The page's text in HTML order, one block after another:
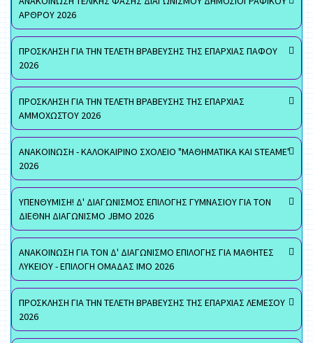
ΑΡΘΡΟΥ 2026
ΠΡΟΣΚΛΗΣΗ ΓΙΑ ΤΗΝ ΤΕΛΕΤΗ ΒΡΑΒΕΥΣΗΣ ΤΗΣ ΕΠΑΡΧΙΑΣ ΠΑΦΟΥ
2026
ΠΡΟΣΚΛΗΣΗ ΓΙΑ ΤΗΝ ΤΕΛΕΤΗ ΒΡΑΒΕΥΣΗΣ ΤΗΣ ΕΠΑΡΧΙΑΣ
ΑΜΜΟΧΩΣΤΟΥ 2026
ΑΝΑΚΟΙΝΩΣΗ - ΚΑΛΟΚΑΙΡΙΝΟ ΣΧΟΛΕΙΟ "ΜΑΘΗΜΑΤΙΚΑ ΚΑΙ STEAME"
2026
ΥΠΕΝΘΥΜΙΣΗ! Δ' ΔΙΑΓΩΝΙΣΜΟΣ ΕΠΙΛΟΓΗΣ ΓΥΜΝΑΣΙΟΥ ΓΙΑ ΤΟΝ
ΔΙΕΘΝΗ ΔΙΑΓΩΝΙΣΜΟ JBMO 2026
ΑΝΑΚΟΙΝΩΣΗ ΓΙΑ ΤΟΝ Δ' ΔΙΑΓΩΝΙΣΜΟ ΕΠΙΛΟΓΗΣ ΓΙΑ ΜΑΘΗΤΕΣ
ΛΥΚΕΙΟΥ - ΕΠΙΛΟΓΗ ΟΜΑΔΑΣ ΙΜΟ 2026
ΠΡΟΣΚΛΗΣΗ ΓΙΑ ΤΗΝ ΤΕΛΕΤΗ ΒΡΑΒΕΥΣΗΣ ΤΗΣ ΕΠΑΡΧΙΑΣ ΛΕΜΕΣΟΥ
2026